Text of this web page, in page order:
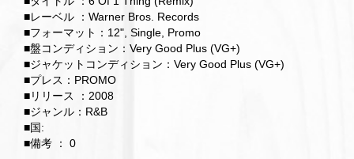
■レーベル ：Warner Bros. Records
■フォーマット：12", Single, Promo
■盤コンディション：Very Good Plus (VG+)
■ジャケットコンディション：Very Good Plus (VG+)
■プレス：PROMO
■リリース ：2008
■ジャンル：R&B
■国:
■備考 ： 0